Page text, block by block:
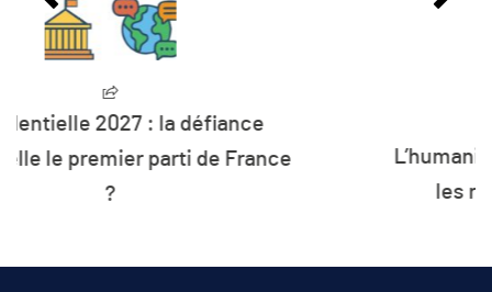
L’humanité vit désormais à crédit sur
les ressources de la planète